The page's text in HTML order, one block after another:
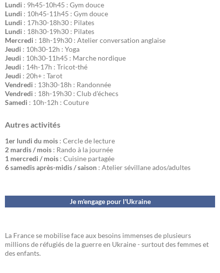
Lundi : 9h45-10h45 : Gym douce
Lundi : 10h45-11h45 : Gym douce
Lundi : 17h30-18h30 : Pilates
Lundi : 18h30-19h30 : Pilates
Mercredi : 18h-19h30 : Atelier conversation anglaise
Jeudi : 10h30-12h : Yoga
Jeudi : 10h30-11h45 : Marche nordique
Jeudi : 14h-17h : Tricot-thé
Jeudi : 20h+ : Tarot
Vendredi : 13h30-18h : Randonnée
Vendredi : 18h-19h30 : Club d'échecs
Samedi : 10h-12h : Couture
Autres activités
1er lundi du mois : Cercle de lecture
2 mardis / mois : Rando à la journée
1 mercredi / mois : Cuisine partagée
6 samedis après-midis / saison : Atelier sévillane ados/adultes
Je m'engage pour l'Ukraine
La France se mobilise face aux besoins immenses de plusieurs
millions de réfugiés de la guerre en Ukraine - surtout des femmes et
des enfants.